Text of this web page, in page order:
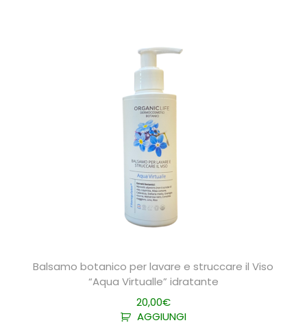
Balsamo botanico per lavare e struccare il Viso
“Aqua Virtualle” idratante
20,00€
AGGIUNGI